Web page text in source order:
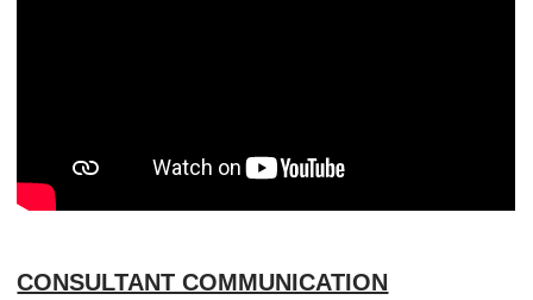
CONSULTANT COMMUNICATION